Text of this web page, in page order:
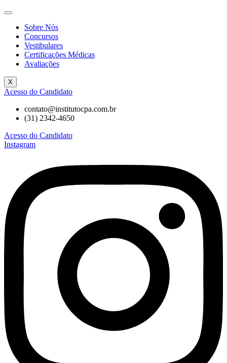
Sobre Nós
Concursos
Vestibulares
Certificações Médicas
Avaliações
X
Acesso do Candidato
contato@institutocpa.com.br
(31) 2342-4650
Acesso do Candidato
Instagram